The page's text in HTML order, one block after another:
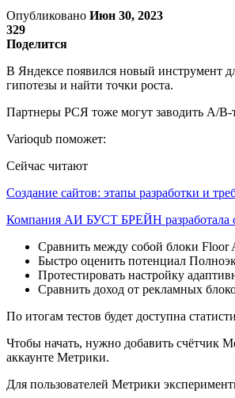
Опубликовано Июн 30, 2023
329
Поделится
В Яндексе появился новый инструмент
гипотезы и найти точки роста.
Партнеры РСЯ тоже могут заводить A/
Varioqub поможет:
Сейчас читают
Создание сайтов: этапы разработки и
Компания АИ БУСТ БРЕЙН разработала
Сравнить между собой блоки Floor
Быстро оценить потенциал
Протестировать настройку
Сравнить доход от рекламных
По итогам тестов будет доступна
Чтобы начать, нужно добавить счётчик
аккаунте Метрики.
Для пользователей Метрики